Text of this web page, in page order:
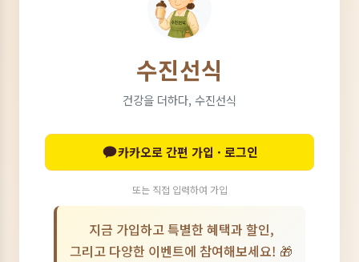
수진선식
건강을 더하다, 수진선식
카카오로 간편 가입 · 로그인
또는 직접 입력하여 가입
지금 가입하고 특별한 혜택과 할인,
그리고 다양한 이벤트에 참여해보세요! 🎁